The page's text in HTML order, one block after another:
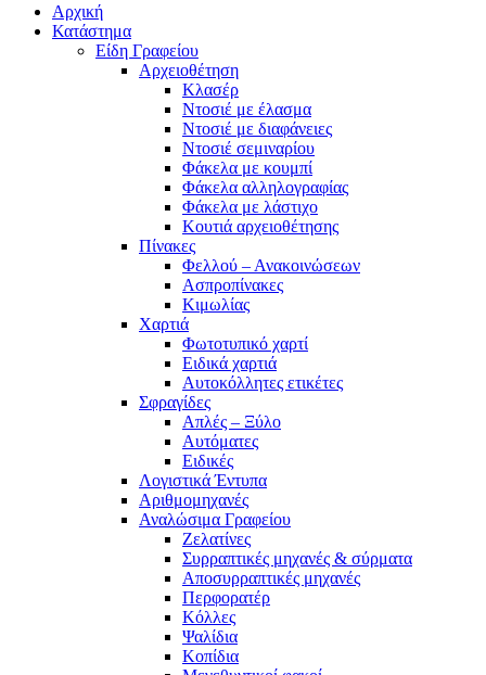
Αρχική
Κατάστημα
Είδη Γραφείου
Αρχειοθέτηση
Κλασέρ
Ντοσιέ με έλασμα
Ντοσιέ με διαφάνειες
Ντοσιέ σεμιναρίου
Φάκελα με κουμπί
Φάκελα αλληλογραφίας
Φάκελα με λάστιχο
Κουτιά αρχειοθέτησης
Πίνακες
Φελλού – Ανακοινώσεων
Ασπροπίνακες
Κιμωλίας
Χαρτιά
Φωτοτυπικό χαρτί
Ειδικά χαρτιά
Αυτοκόλλητες ετικέτες
Σφραγίδες
Απλές – Ξύλο
Αυτόματες
Ειδικές
Λογιστικά Έντυπα
Αριθμομηχανές
Αναλώσιμα Γραφείου
Ζελατίνες
Συρραπτικές μηχανές & σύρματα
Αποσυρραπτικές μηχανές
Περφορατέρ
Κόλλες
Ψαλίδια
Κοπίδια